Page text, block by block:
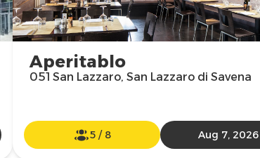
Aperitablo
051 San Lazzaro, San Lazzaro di Savena
5 / 8 Aug 7, 2026